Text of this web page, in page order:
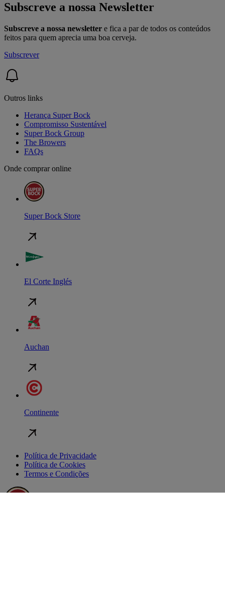
Subscreve a nossa Newsletter
Subscreve a nossa newsletter e fica a par de todos os conteúdos
feitos para quem aprecia uma boa cerveja.
Subscrever
Outros links
Herança Super Bock
Compromisso Sustentável
Super Bock Group
The Browers
FAQs
Onde comprar online
Super Bock Store
El Corte Inglés
Auchan
Continente
Política de Privacidade
Política de Cookies
Termos e Condições